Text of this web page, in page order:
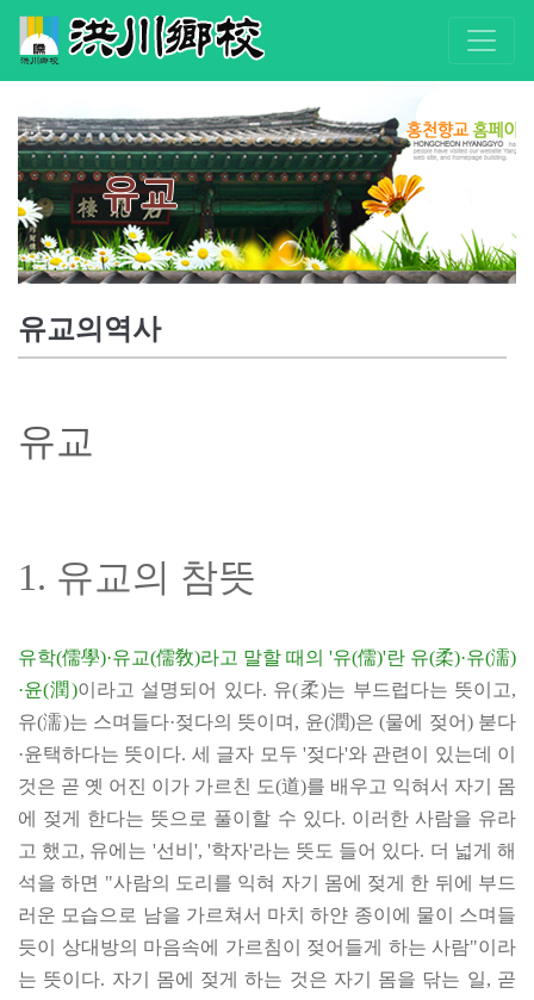
유교
유교의역사
유교
1. 유교의 참뜻
유학(儒學)·유교(儒敎)라고 말할 때의 '유(儒)'란 유(柔)·유(濡)
·윤(潤)이라고 설명되어 있다. 유(柔)는 부드럽다는 뜻이고,
유(濡)는 스며들다·젖다의 뜻이며, 윤(潤)은 (물에 젖어) 붇다
·윤택하다는 뜻이다. 세 글자 모두 '젖다'와 관련이 있는데 이
것은 곧 옛 어진 이가 가르친 도(道)를 배우고 익혀서 자기 몸
에 젖게 한다는 뜻으로 풀이할 수 있다. 이러한 사람을 유라
고 했고, 유에는 '선비', '학자'라는 뜻도 들어 있다. 더 넓게 해
석을 하면 "사람의 도리를 익혀 자기 몸에 젖게 한 뒤에 부드
러운 모습으로 남을 가르쳐서 마치 하얀 종이에 물이 스며들
듯이 상대방의 마음속에 가르침이 젖어들게 하는 사람"이라
는 뜻이다. 자기 몸에 젖게 하는 것은 자기 몸을 닦는 일, 곧